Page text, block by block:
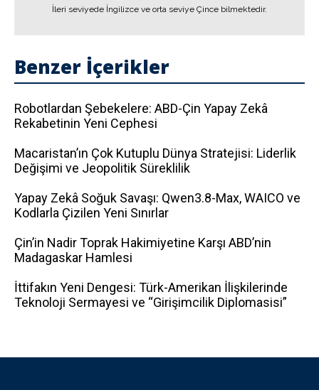
İleri seviyede İngilizce ve orta seviye Çince bilmektedir.
Benzer İçerikler
Robotlardan Şebekelere: ABD-Çin Yapay Zekâ
Rekabetinin Yeni Cephesi
Macaristan’ın Çok Kutuplu Dünya Stratejisi: Liderlik
Değişimi ve Jeopolitik Süreklilik
Yapay Zekâ Soğuk Savaşı: Qwen3.8-Max, WAICO ve
Kodlarla Çizilen Yeni Sınırlar
Çin’in Nadir Toprak Hakimiyetine Karşı ABD’nin
Madagaskar Hamlesi
İttifakın Yeni Dengesi: Türk-Amerikan İlişkilerinde
Teknoloji Sermayesi ve “Girişimcilik Diplomasisi”